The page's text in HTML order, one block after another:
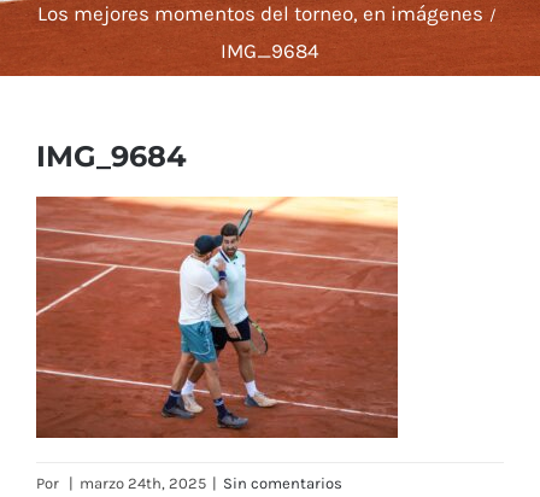
Los mejores momentos del torneo, en imágenes
IMG_9684
IMG_9684
Por | marzo 24th, 2025 | Sin comentarios